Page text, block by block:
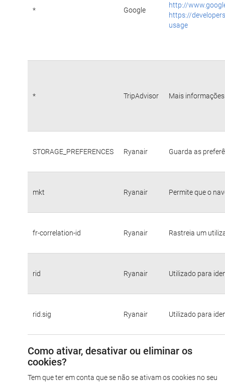
* Google
http://
https://
usage
* TripAdvisor Mais
STORAGE_PREFERENCES Ryanair Guarda as
mkt Ryanair Permite que o
fr-correlation-id Ryanair Rastreia um
rid Ryanair Utilizado para
rid.sig Ryanair Utilizado para
Como ativar, desativar ou eliminar os
cookies?
Tem que ter em conta que se não se ativam os cookies no seu